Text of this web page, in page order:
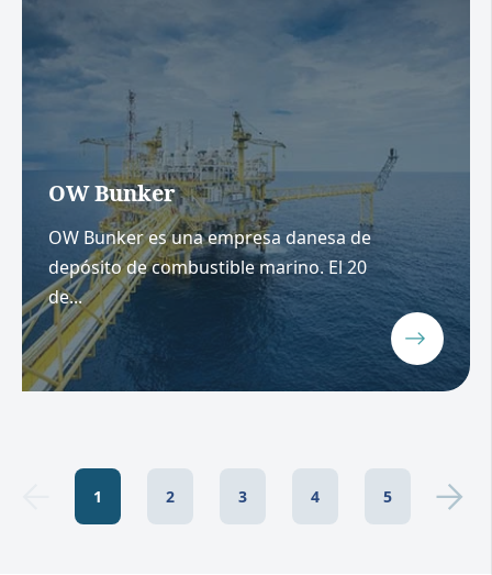
OW Bunker
OW Bunker es una empresa danesa de
depósito de combustible marino. El 20
de...
1 2 3 4 5